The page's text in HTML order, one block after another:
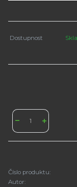
Dostupnost
Číslo produktu:
Autor: